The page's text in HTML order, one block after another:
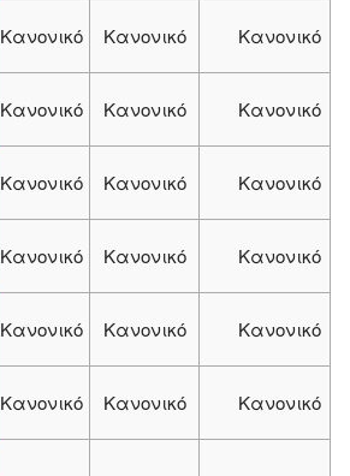
Κανονικό Κανονικό Κανονικό
Κανονικό Κανονικό Κανονικό
Κανονικό Κανονικό Κανονικό
Κανονικό Κανονικό Κανονικό
Κανονικό Κανονικό Κανονικό
Κανονικό Κανονικό Κανονικό